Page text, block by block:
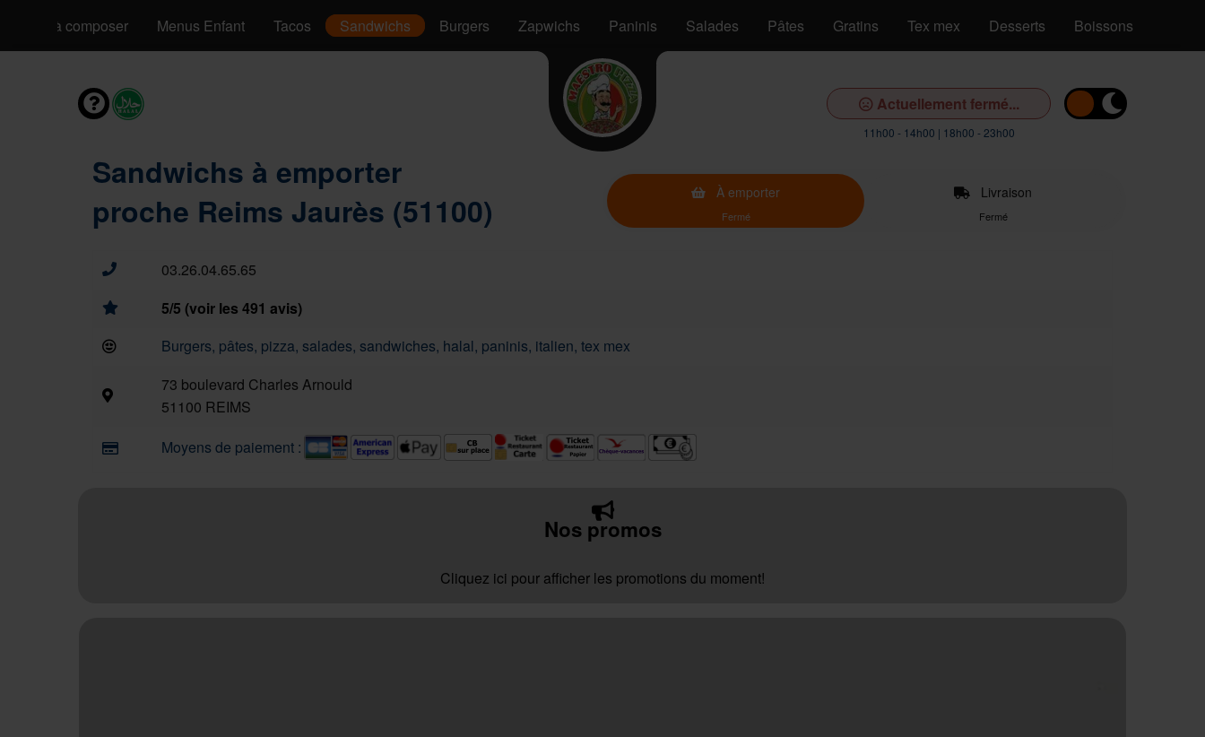
Pizzas à composer Menus Enfant Tacos Sandwichs Burgers Zapwichs Paninis Salades Pâtes Gratins Tex mex Desserts Boissons
Actuellement fermé...
11h00 - 14h00 | 18h00 - 23h00
Sandwichs à emporter
proche Reims Jaurès (51100)
À emporter
Fermé
Livraison
Fermé
03.26.04.65.65
5/5 (voir les 491 avis)
Burgers, pâtes, pizza, salades, sandwiches, halal, paninis, italien, tex mex
73 boulevard Charles Arnould
51100 REIMS
Moyens de paiement :
Nos promos
Cliquez ici pour afficher les promotions du moment!